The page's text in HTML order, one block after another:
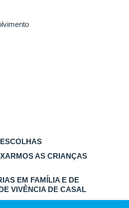
AS CRIANÇAS
EM FAMÍLIA E DE
VIVÊNCIA DE CASAL